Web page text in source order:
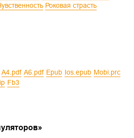
Чувственность
Роковая страсть
a4.pdf a6.pdf epub ios.epub
mobi.prc
fb3
»